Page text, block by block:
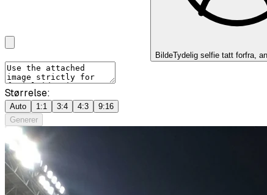
BildeTydelig selfie tatt forfra,
Størrelse:
Auto 1:1 3:4 4:3
9:16
Generer